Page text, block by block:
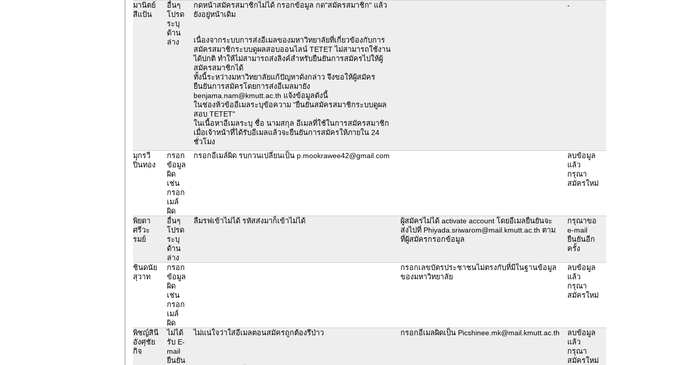
มานิตย์
สีแป้น
อื่นๆ
โปรด
ระบุ
ด้าน
ล่าง
กดหน้าสมัครสมาชิกไม่ได้ กรอกข้อมูล กด"สมัครสมาชิก" แล้ว
ยังอยู่หน้าเดิม
เนื่องจากระบบการส่งอีเมลของมหาวิทยาลัยที่เกี่ยวข้องกับการ
สมัครสมาชิกระบบดูผลสอบออนไลน์ TETET ไม่สามารถใช้งาน
ได้ปกติ ทำให้ไม่สามารถส่งลิงค์สำหรับยืนยันการสมัครไปให้ผู้
สมัครสมาชิกได้
ทั้งนี้ระหว่างมหาวิทยาลัยแก้ปัญหาดังกล่าว จึงขอให้ผู้สมัคร
ยืนยันการสมัครโดยการส่งอีเมลมายัง
benjama.nam@kmutt.ac.th แจ้งข้อมูลดังนี้
ในช่องห้วข้ออีเมลระบุข้อความ "ยืนยันสมัครสมาชิกระบบดูผล
สอบ TETET"
ในเนื้อหาอีเมลระบุ ชื่อ นามสกุล อีเมลที่ใช้ในการสมัครสมาชิก
เมื่อเจ้าหน้าที่ได้รับอีเมลแล้วจะยืนยันการสมัครให้ภายใน 24
ชั่วโมง
-
มุกรวี
ปิ่นทอง
กรอก
ข้อมูล
ผิด
เช่น
กรอก
เมล์
ผิด
กรอกอีเมล์ผิด รบกวนเปลี่ยนเป็น p.mookrawee42@gmail.com
ลบข้อมูล
แล้ว
กรุณา
สมัครใหม่
พิยดา
ศรีวะ
รมย์
อื่นๆ
โปรด
ระบุ
ด้าน
ล่าง
ลืมรฟเข้าไม่ได้ รหัสส่งมาก็เข้าไม่ได้
ผู้สมัครไม่ได้ activate account โดยอีเมลยืนยันจะ
ส่งไปที่ Phiyada.sriwarom@mail.kmutt.ac.th ตาม
ที่ผู้สมัครกรอกข้อมูล
กรุณาขอ
e-mail
ยืนยันอีก
ครั้ง
ชินดนัย
สุวาท
กรอก
ข้อมูล
ผิด
เช่น
กรอก
เมล์
ผิด
กรอกเลขบัตรประชาชนไม่ตรงกับที่มีในฐานข้อมูล
ของมหาวิทยาลัย
ลบข้อมูล
แล้ว
กรุณา
สมัครใหม่
พิชญ์สินี
อังศุชัย
กิจ
ไม่ได้
รับ E-
mail
ยืนยัน
ไม่แน่ใจว่าใส่อีเมลตอนสมัครถูกต้องรึป่าว กรอกอีเมลผิดเป็น Picshinee.mk@mail.kmutt.ac.th
ลบข้อมูล
แล้ว
กรุณา
สมัครใหม่